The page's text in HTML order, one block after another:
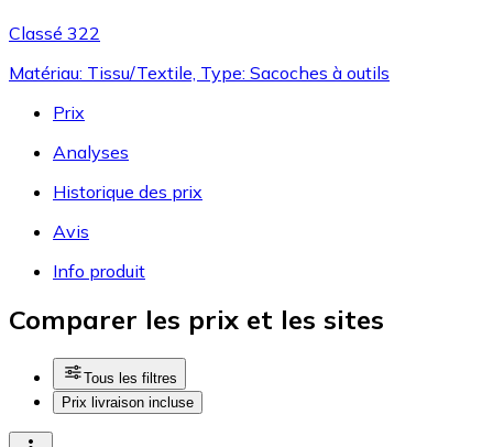
Classé 322
Matériau: Tissu/Textile, Type: Sacoches à outils
Prix
Analyses
Historique des prix
Avis
Info produit
Comparer les prix et les sites
Tous les filtres
Prix livraison incluse